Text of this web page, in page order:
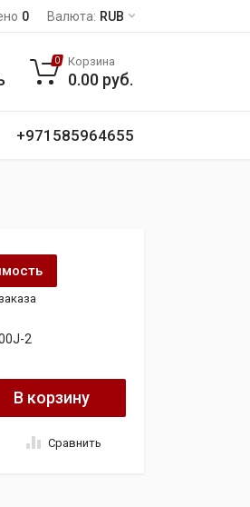
0 Валюта: RUB
+971585964655
0 Корзина
0.00 руб.
2
8v rsq3 2,5tfsi quantity
В корзину
Сравнить